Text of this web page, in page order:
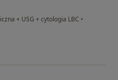
+ USG + cytologia LBC •